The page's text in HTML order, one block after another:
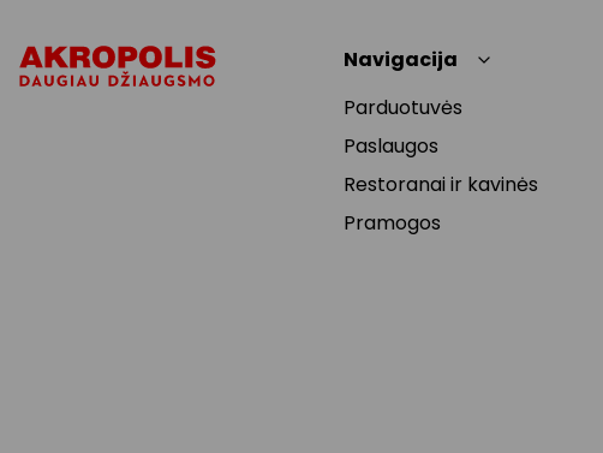
Navigacija
Parduotuvės
Paslaugos
Restoranai ir kavinės
Pramogos